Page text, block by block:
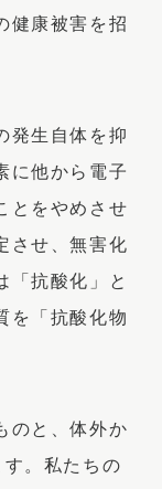
健康被害を招
発生自体を抑
に他から電子
とをやめさせ
させ、無害化
「抗酸化」と
を「抗酸化物
のと、体外か
。私たちの